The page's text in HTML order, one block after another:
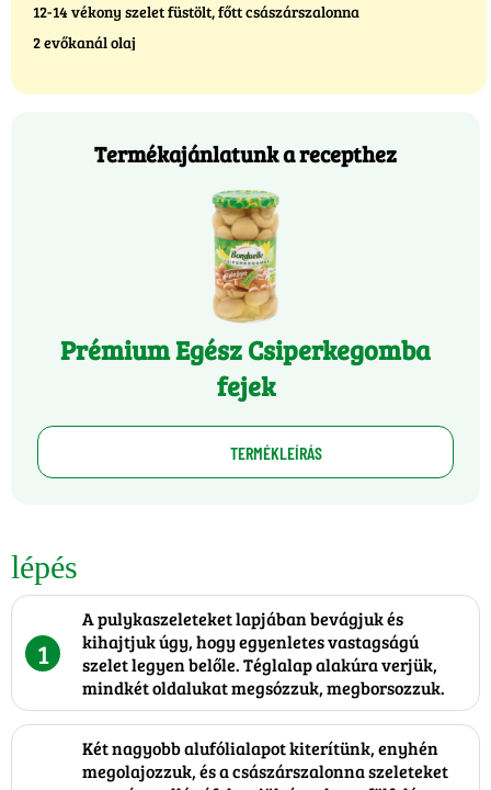
12-14 vékony szelet füstölt, főtt császárszalonna
2 evőkanál olaj
Termékajánlatunk a recepthez
Prémium Egész Csiperkegomba
fejek
TERMÉKLEÍRÁS
lépés
1
A pulykaszeleteket lapjában bevágjuk és
kihajtjuk úgy, hogy egyenletes vastagságú
szelet legyen belőle. Téglalap alakúra verjük,
mindkét oldalukat megsózzuk, megborsozzuk.
Két nagyobb alufólialapot kiterítünk, enyhén
megolajozzuk, és a császárszalonna szeleteket